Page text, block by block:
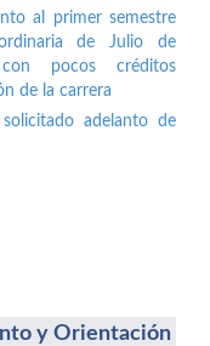
al primer semestre
de Julio de
pocos créditos
de la carrera
adelanto de
y Orientación